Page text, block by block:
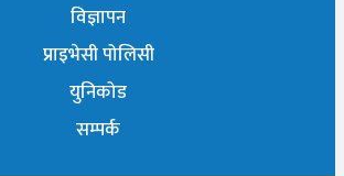
विज्ञापन
प्राइभेसी पोलिसी
युनिकोड
सम्पर्क